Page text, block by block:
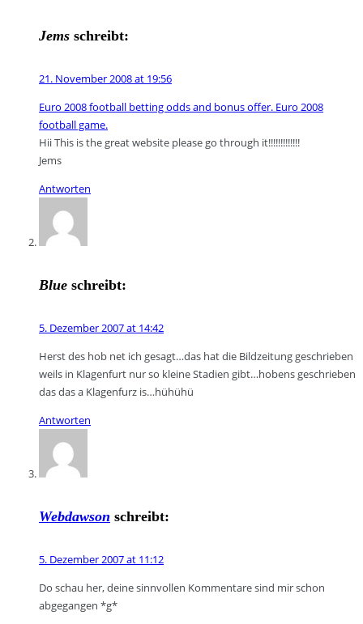
Jems schreibt:
21. November 2008 at 19:56
Euro 2008 football betting odds and bonus offer. Euro 2008
football game.
Hii This is the great website please go through it!!!!!!!!!!!!!
Jems
Antworten
Blue schreibt:
5. Dezember 2007 at 14:42
Herst des hob net ich gesagt…das hat die Bildzeitung geschrieben
weils in Klagenfurt nur so kleine Stadien gibt…hobens geschrieben
das das a Klagenfurz is…hühühü
Antworten
Webdawson schreibt:
5. Dezember 2007 at 11:12
Do schau her, deine sinnvollen Kommentare sind mir schon
abgegangen *g*